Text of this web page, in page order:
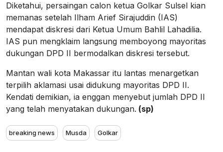
Diketahui, persaingan calon ketua Golkar Sulsel kian
memanas setelah Ilham Arief Sirajuddin (IAS)
mendapat diskresi dari Ketua Umum Bahlil Lahadilia.
IAS pun mengklaim langsung memboyong mayoritas
dukungan DPD II bermodalkan diskresi tersebut.
Mantan wali kota Makassar itu lantas menargetkan
terpilih aklamasi usai didukung mayoritas DPD II.
Kendati demikian, ia enggan menyebut jumlah DPD II
yang telah menyatakan dukungan. (sp)
breaking news Musda Golkar